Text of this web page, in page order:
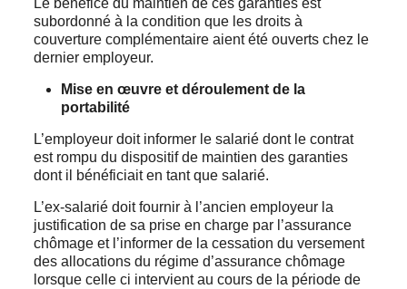
Le bénéfice du maintien de ces garanties est
subordonné à la condition que les droits à
couverture complémentaire aient été ouverts chez le
dernier employeur.
Mise en œuvre et déroulement de la
portabilité
L’employeur doit informer le salarié dont le contrat
est rompu du dispositif de maintien des garanties
dont il bénéficiait en tant que salarié.
L’ex-salarié doit fournir à l’ancien employeur la
justification de sa prise en charge par l’assurance
chômage et l’informer de la cessation du versement
des allocations du régime d’assurance chômage
lorsque celle ci intervient au cours de la période de